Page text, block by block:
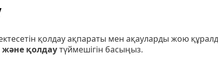
қолдау ақпараты мен ақауларды жою
қолдаутүймешігін басыңыз.